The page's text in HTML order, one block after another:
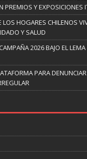
PREMIOS Y EXPOSICIONES
LOS HOGARES CHILENOS
Y SALUD
2026 BAJO EL
PARA